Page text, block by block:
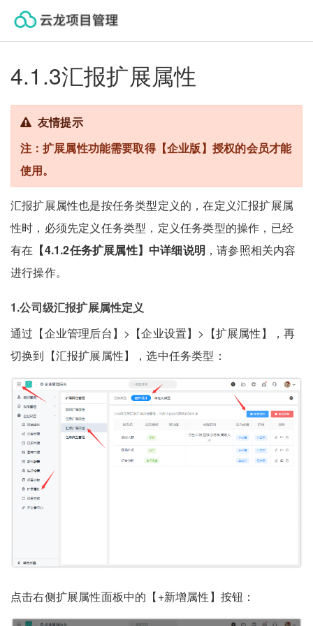
4.1.3汇报扩展属性
友情提示
注：扩展属性功能需要取得【企业版】授权的会员才能
使用。
汇报扩展属性也是按任务类型定义的，在定义汇报扩展属
性时，必须先定义任务类型，定义任务类型的操作，已经
有在 【4.1.2任务扩展属性】中详细说明 ，请参照相关内容
进行操作。
1.公司级汇报扩展属性定义
通过【企业管理后台】>【企业设置】>【扩展属性】，再
切换到【汇报扩展属性】，选中任务类型：
点击右侧扩展属性面板中的【+新增属性】按钮：